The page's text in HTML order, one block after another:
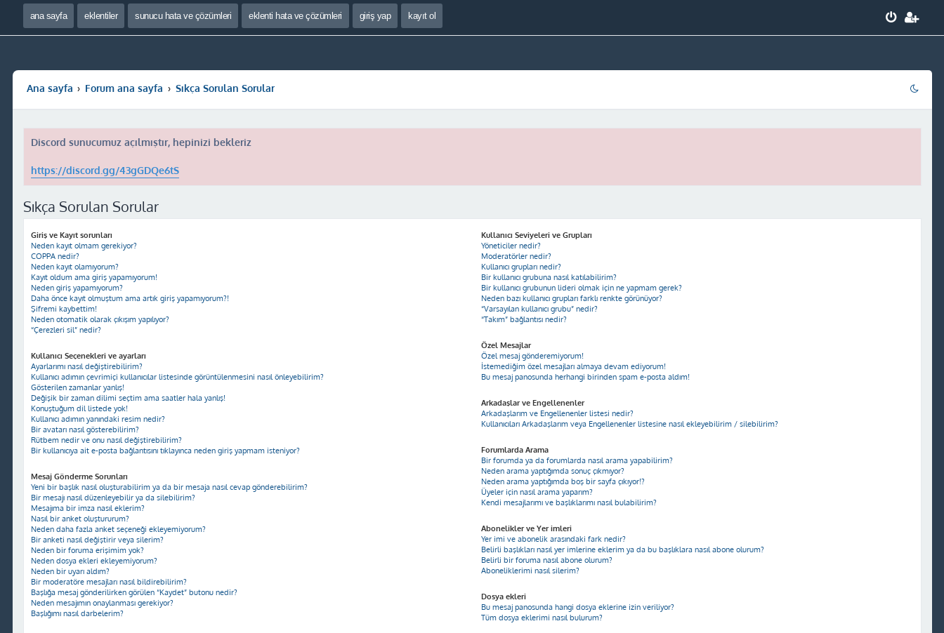
ana sayfa eklentiler sunucu hata ve çözümleri eklenti hata ve çözümleri giriş yap kayıt ol
Ana sayfa Forum ana sayfa Sıkça Sorulan Sorular
Discord sunucumuz açılmıştır, hepinizi bekleriz
https://discord.gg/43gGDQe6tS
Sıkça Sorulan Sorular
Giriş ve Kayıt sorunları
Neden kayıt olmam gerekiyor?
COPPA nedir?
Neden kayıt olamıyorum?
Kayıt oldum ama giriş yapamıyorum!
Neden giriş yapamıyorum?
Daha önce kayıt olmuştum ama artık giriş yapamıyorum?!
Şifremi kaybettim!
Neden otomatik olarak çıkışım yapılıyor?
“Çerezleri sil” nedir?
Kullanıcı Seçenekleri ve ayarları
Ayarlarımı nasıl değiştirebilirim?
Kullanıcı adımın çevrimiçi kullanıcılar listesinde görüntülenmesini nasıl önleyebilirim?
Gösterilen zamanlar yanlış!
Değişik bir zaman dilimi seçtim ama saatler hala yanlış!
Konuştuğum dil listede yok!
Kullanıcı adımın yanındaki resim nedir?
Bir avatarı nasıl gösterebilirim?
Rütbem nedir ve onu nasıl değiştirebilirim?
Bir kullanıcıya ait e-posta bağlantısını tıklayınca neden giriş yapmam isteniyor?
Mesaj Gönderme Sorunları
Yeni bir başlık nasıl oluşturabilirim ya da bir mesaja nasıl cevap gönderebilirim?
Bir mesajı nasıl düzenleyebilir ya da silebilirim?
Mesajıma bir imza nasıl eklerim?
Nasıl bir anket oluştururum?
Neden daha fazla anket seçeneği ekleyemiyorum?
Bir anketi nasıl değiştirir veya silerim?
Neden bir foruma erişimim yok?
Neden dosya ekleri ekleyemiyorum?
Neden bir uyarı aldım?
Bir moderatöre mesajları nasıl bildirebilirim?
Başlığa mesaj gönderilirken görülen “Kaydet” butonu nedir?
Neden mesajımın onaylanması gerekiyor?
Başlığımı nasıl darbelerim?
Kullanıcı Seviyeleri ve Grupları
Yöneticiler nedir?
Moderatörler nedir?
Kullanıcı grupları nedir?
Bir kullanıcı grubuna nasıl katılabilirim?
Bir kullanıcı grubunun lideri olmak için ne yapmam gerek?
Neden bazı kullanıcı grupları farklı renkte görünüyor?
“Varsayılan kullanıcı grubu” nedir?
“Takım” bağlantısı nedir?
Özel Mesajlar
Özel mesaj gönderemiyorum!
İstemediğim özel mesajları almaya devam ediyorum!
Bu mesaj panosunda herhangi birinden spam e-posta aldım!
Arkadaşlar ve Engellenenler
Arkadaşlarım ve Engellenenler listesi nedir?
Kullanıcıları Arkadaşlarım veya Engellenenler listesine nasıl ekleyebilirim / silebilirim?
Forumlarda Arama
Bir forumda ya da forumlarda nasıl arama yapabilirim?
Neden arama yaptığımda sonuç çıkmıyor?
Neden arama yaptığımda boş bir sayfa çıkıyor!?
Üyeler için nasıl arama yaparım?
Kendi mesajlarımı ve başlıklarımı nasıl bulabilirim?
Abonelikler ve Yer imleri
Yer imi ve abonelik arasındaki fark nedir?
Belirli başlıkları nasıl yer imlerine eklerim ya da bu başlıklara nasıl abone olurum?
Belirli bir foruma nasıl abone olurum?
Aboneliklerimi nasıl silerim?
Dosya ekleri
Bu mesaj panosunda hangi dosya eklerine izin veriliyor?
Tüm dosya eklerimi nasıl bulurum?